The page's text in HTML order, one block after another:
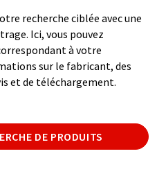
recherche ciblée avec une
Ici, vous pouvez
à votre
sur le fabricant, des
et de téléchargement.
DE PRODUITS